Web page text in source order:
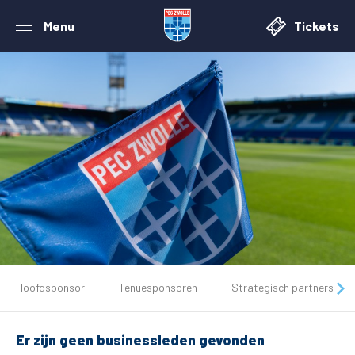
Menu Tickets
Tickets
Matchdays
Hoofdsponsor Tenuesponsoren Strategisch partners
Er zijn geen businessleden gevonden